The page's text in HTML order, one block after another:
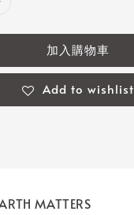
加入購物車
Add to wishlist
MATTERS